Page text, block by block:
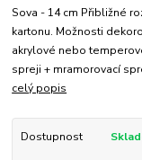
Sova - 14 cm Přibližné
kartonu. Možnosti
akrylové nebo
spreji + mramorovací
celý popis
Dostupnost